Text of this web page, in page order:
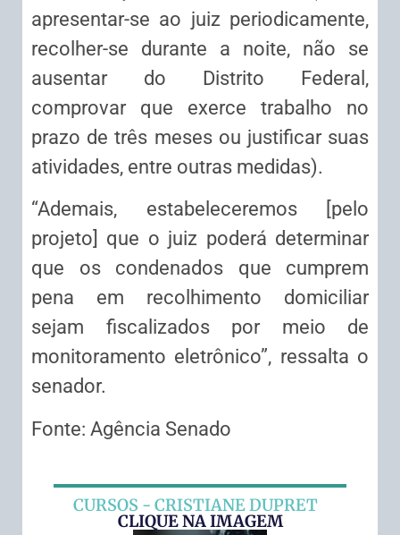
apresentar-se ao juiz periodicamente,
recolher-se durante a noite, não se
ausentar do Distrito Federal,
comprovar que exerce trabalho no
prazo de três meses ou justificar suas
atividades, entre outras medidas).
“Ademais, estabeleceremos [pelo
projeto] que o juiz poderá determinar
que os condenados que cumprem
pena em recolhimento domiciliar
sejam fiscalizados por meio de
monitoramento eletrônico”, ressalta o
senador.
Fonte: Agência Senado
CURSOS - CRISTIANE DUPRET
CLIQUE NA IMAGEM